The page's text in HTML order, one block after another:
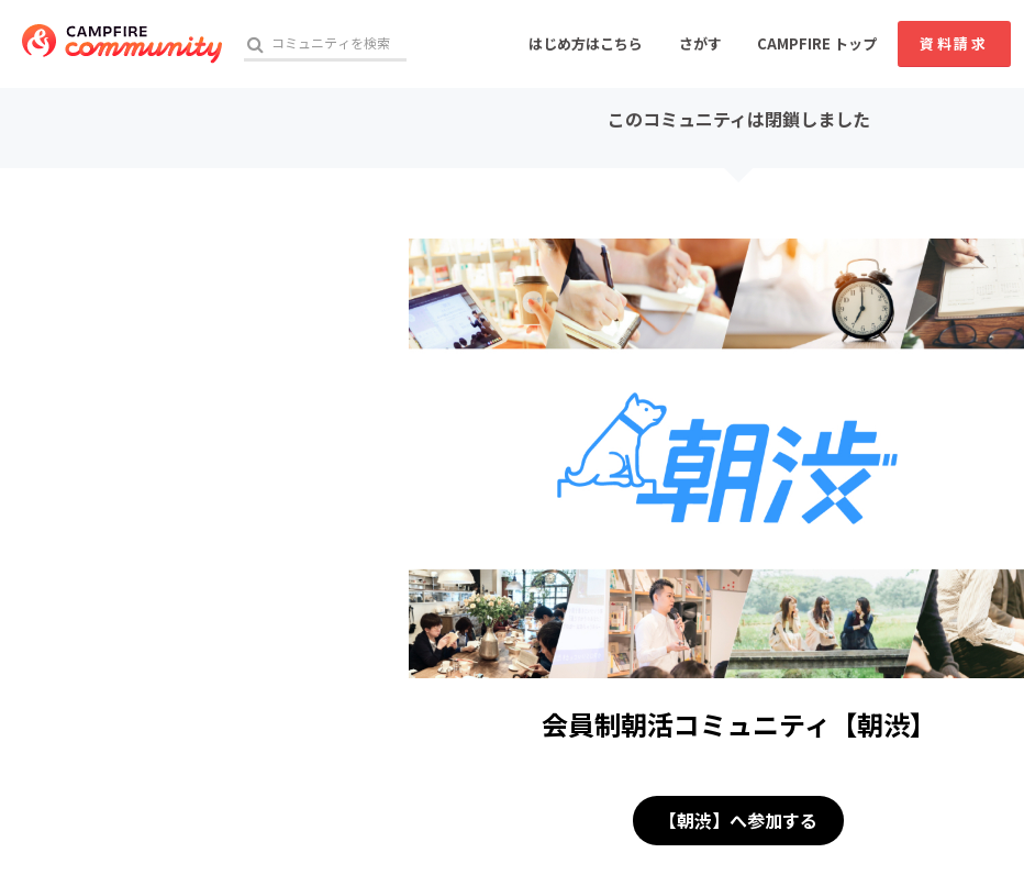
はじめ方はこちら さがす CAMPFIRE トップ 資料請求
音楽 舞台・パフォーマンス
テクノロジー・ガジェット
ゲーム・サービス開発 フード・飲食店
書籍・雑誌出版 アニメ・漫画
ソーシャルグッド
CAMPFIRE for Social Good CAMPFIRE Creation
このコミュニティは閉鎖しました
会員制朝活コミュニティ【朝渋】
【朝渋】へ参加する